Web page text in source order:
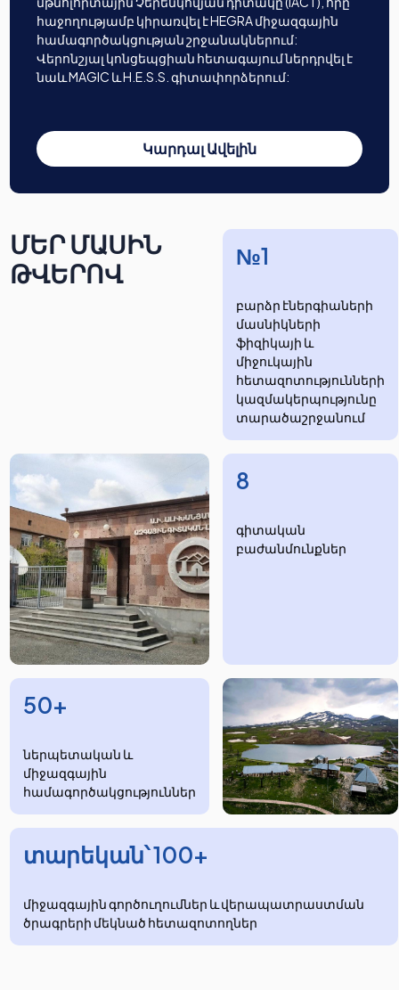
հաջողությամբ կիրառվել է HEGRA միջազգային
համագործակցության շրջանակներում:
Վերոնշյալ կոնցեպցիան հետագայում ներդրվել է
նաև MAGIC և H.E.S.S. գիտափորձերում:
Կարդալ Ավելին
ՄԵՐ ՄԱՍԻՆ
ԹՎԵՐՈՎ
№1
բարձր էներգիաների
մասնիկների
ֆիզիկայի և
միջուկային
հետազոտությունների
​​​​կազմակերպությունը
տարածաշրջանում
8
​​​գիտական
բաժանմունքներ
50+
ներպետական և
միջազգային
համագործակցություններ
տարեկան՝ 100+
միջազգային գործուղումներ և վերապատրաստման
ծրագրերի մեկնած հետազոտողներ